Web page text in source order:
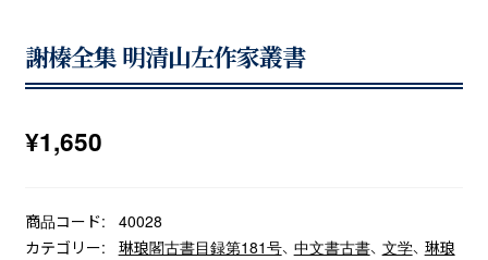
謝榛全集 明清山左作家叢書
¥1,650
商品コード:
40028
カテゴリー:
琳琅閣古書目録第181号、 中文書古書、 文学、 琳琅